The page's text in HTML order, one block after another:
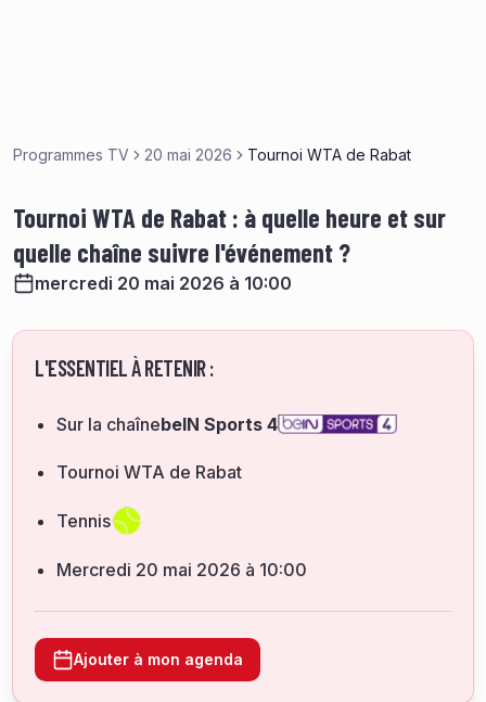
Programmes TV 20 mai 2026 Tournoi WTA de Rabat
Tournoi WTA de Rabat : à quelle heure et sur
quelle chaîne suivre l'événement ?
mercredi 20 mai 2026 à 10:00
L'ESSENTIEL À RETENIR :
Sur la chaînebeIN Sports 4
Tournoi WTA de Rabat
Tennis
mercredi 20 mai 2026 à 10:00
Ajouter à mon agenda